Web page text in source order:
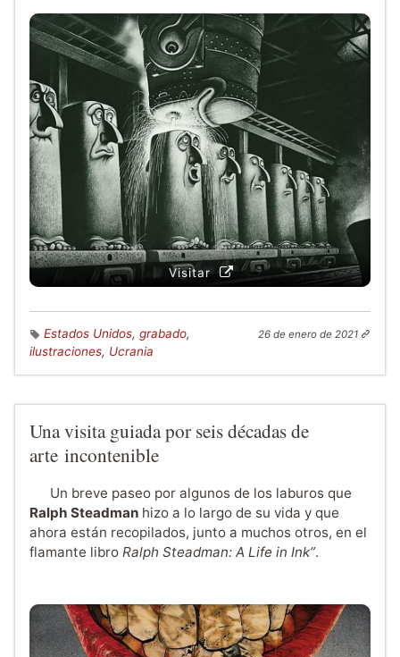
Visitar
Estados Unidos, grabado,
ilustraciones, Ucrania
26 de enero de 2021
Una visita guiada por seis décadas de
arte incontenible
Un breve paseo por algunos de los laburos que
Ralph Steadman hizo a lo largo de su vida y que
ahora están recopilados, junto a muchos otros, en el
flamante libro Ralph Steadman: A Life in Ink”.